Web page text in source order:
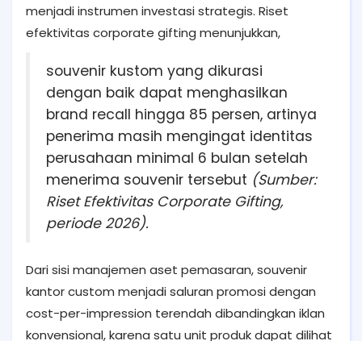
menjadi instrumen investasi strategis. Riset
efektivitas corporate gifting menunjukkan,
souvenir kustom yang dikurasi
dengan baik dapat menghasilkan
brand recall hingga 85 persen, artinya
penerima masih mengingat identitas
perusahaan minimal 6 bulan setelah
menerima souvenir tersebut (Sumber:
Riset Efektivitas Corporate Gifting,
periode 2026).
Dari sisi manajemen aset pemasaran, souvenir
kantor custom menjadi saluran promosi dengan
cost-per-impression terendah dibandingkan iklan
konvensional, karena satu unit produk dapat dilihat